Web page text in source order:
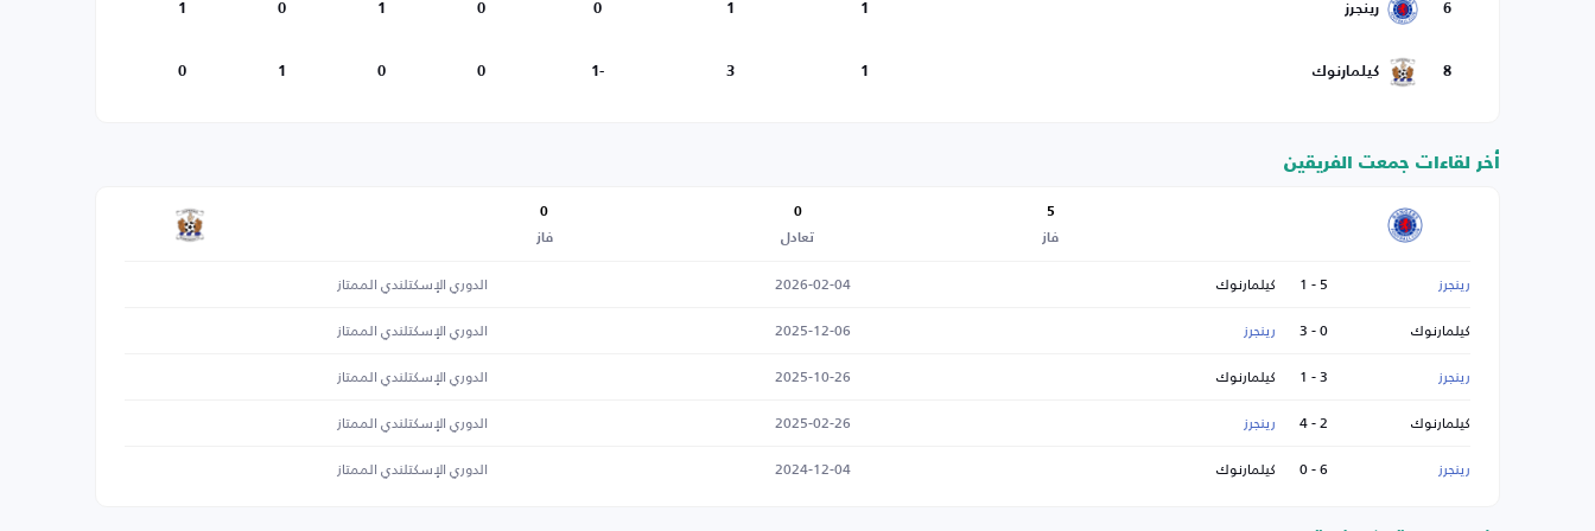
6 رينجرز 1
1
0
0
1
0
1
8 كيلمارنوك 1
3
-1
0
0
1
0
أخر لقاءات جمعت الفريقين
5
فاز
0
تعادل
0
فاز
رينجرز 5 - 1 كيلمارنوك 2026-02-04
الدوري الإسكتلندي الممتاز
كيلمارنوك
0 - 3 رينجرز 2025-12-06
الدوري الإسكتلندي الممتاز
رينجرز
3 - 1 كيلمارنوك 2025-10-26
الدوري الإسكتلندي الممتاز
كيلمارنوك
2 - 4 رينجرز 2025-02-26
الدوري الإسكتلندي الممتاز
رينجرز
6 - 0 كيلمارنوك 2024-12-04 الدوري الإسكتلندي الممتاز